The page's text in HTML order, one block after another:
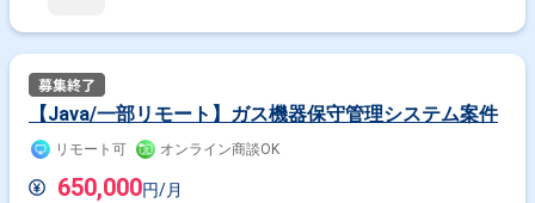
【Java/一部リモート】ガス機器保守管理システム案件
リモート可 オンライン商談OK
650,000円/月